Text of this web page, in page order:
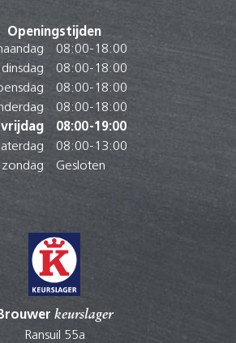
Openingstijden
08:00-18:00
dinsdag
08:00-18:00
08:00-18:00
08:00-18:00
vrijdag
08:00-19:00
08:00-13:00
zondag
Gesloten
Brouwer keurslager
Ransuil 55a